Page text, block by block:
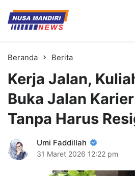
Kampus Digital
Universitas Nusa Mandiri
Beranda Berita
Kerja Jalan,
Buka Jalan
Tanpa Harus
Umi Faddillah
31 Maret 2026 12:22 pm